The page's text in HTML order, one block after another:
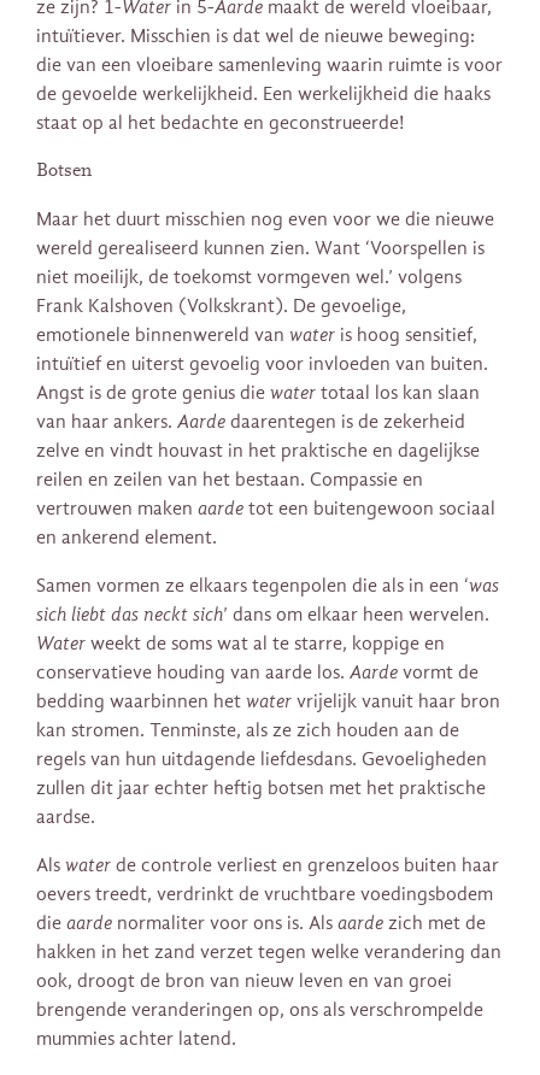
ze zijn? 1-Water in 5-Aarde maakt de wereld vloeibaar,
intuïtiever. Misschien is dat wel de nieuwe beweging:
die van een vloeibare samenleving waarin ruimte is voor
de gevoelde werkelijkheid. Een werkelijkheid die haaks
staat op al het bedachte en geconstrueerde!
Botsen
Maar het duurt misschien nog even voor we die nieuwe
wereld gerealiseerd kunnen zien. Want ‘Voorspellen is
niet moeilijk, de toekomst vormgeven wel.’ volgens
Frank Kalshoven (Volkskrant). De gevoelige,
emotionele binnenwereld van water is hoog sensitief,
intuïtief en uiterst gevoelig voor invloeden van buiten.
Angst is de grote genius die water totaal los kan slaan
van haar ankers. Aarde daarentegen is de zekerheid
zelve en vindt houvast in het praktische en dagelijkse
reilen en zeilen van het bestaan. Compassie en
vertrouwen maken aarde tot een buitengewoon sociaal
en ankerend element.
Samen vormen ze elkaars tegenpolen die als in een ‘was
sich liebt das neckt sich’ dans om elkaar heen wervelen.
Water weekt de soms wat al te starre, koppige en
conservatieve houding van aarde los. Aarde vormt de
bedding waarbinnen het water vrijelijk vanuit haar bron
kan stromen. Tenminste, als ze zich houden aan de
regels van hun uitdagende liefdesdans. Gevoeligheden
zullen dit jaar echter heftig botsen met het praktische
aardse.
Als water de controle verliest en grenzeloos buiten haar
oevers treedt, verdrinkt de vruchtbare voedingsbodem
die aarde normaliter voor ons is. Als aarde zich met de
hakken in het zand verzet tegen welke verandering dan
ook, droogt de bron van nieuw leven en van groei
brengende veranderingen op, ons als verschrompelde
mummies achter latend.